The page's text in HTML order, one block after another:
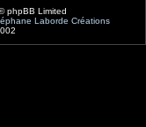
phpBB Limited
Laborde Créations